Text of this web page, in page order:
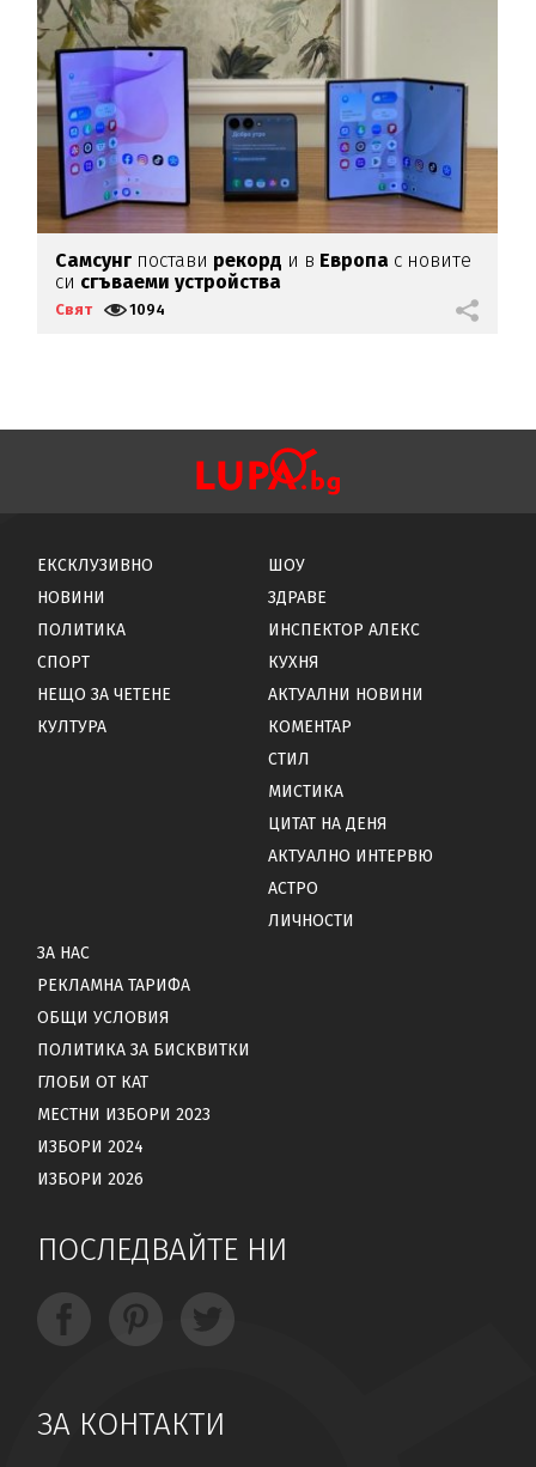
Самсунг постави рекорд и в Европа с новите
си сгъваеми устройства
Свят 1094
ЕКСКЛУЗИВНО
НОВИНИ
ПОЛИТИКА
СПОРТ
НЕЩО ЗА ЧЕТЕНЕ
КУЛТУРА
ШОУ
ЗДРАВЕ
ИНСПЕКТОР АЛЕКС
КУХНЯ
АКТУАЛНИ НОВИНИ
КОМЕНТАР
СТИЛ
МИСТИКА
ЦИТАТ НА ДЕНЯ
АКТУАЛНО ИНТЕРВЮ
АСТРО
ЛИЧНОСТИ
ЗА НАС
РЕКЛАМНА ТАРИФА
ОБЩИ УСЛОВИЯ
ПОЛИТИКА ЗА БИСКВИТКИ
ГЛОБИ ОТ КАТ
МЕСТНИ ИЗБОРИ 2023
ИЗБОРИ 2024
ИЗБОРИ 2026
ПОСЛЕДВАЙТЕ НИ
ЗА КОНТАКТИ